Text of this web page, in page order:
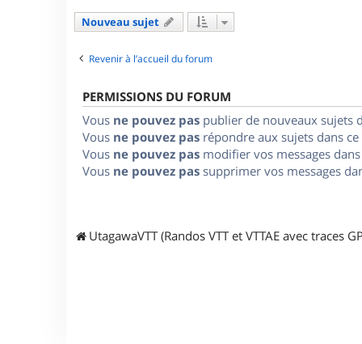
Nouveau sujet
Revenir à l’accueil du forum
PERMISSIONS DU FORUM
Vous ne pouvez pas publier de nouveaux sujets
Vous ne pouvez pas répondre aux sujets dans
Vous ne pouvez pas modifier vos messages
Vous ne pouvez pas supprimer vos messages
UtagawaVTT (Randos VTT et VTTAE avec traces